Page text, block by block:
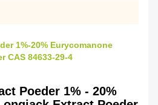
1%-20% Eurycomanone
CAS 84633-29-4
Poeder 1% - 20%